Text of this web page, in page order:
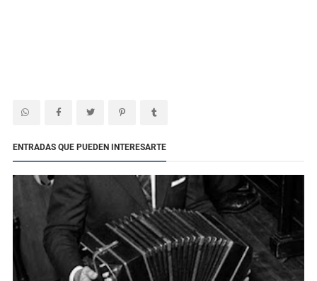
ENTRADAS QUE PUEDEN INTERESARTE